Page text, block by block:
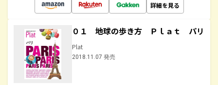
詳細を見る
０１ 地球の歩き方 Ｐｌａｔ パリ
Plat
2018.11.07 発売